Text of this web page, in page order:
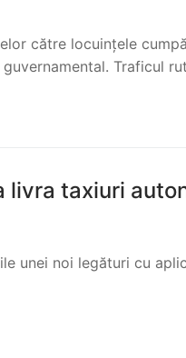
către locuințele
Traficul
livra taxiuri
unei noi legături cu